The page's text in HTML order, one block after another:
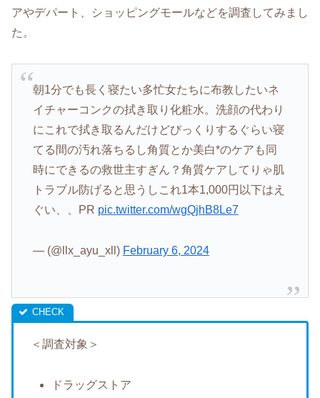
アやデパート、ショッピングモールなどを調査してみまし
た。
朝1分でも長く寝たい多忙女たちに布教したいネ
イチャーコンクの拭き取り化粧水。洗顔の代わり
にこれで拭き取るんだけどびっくりするぐらい寝
てる間の汚れ落ちるし角質とか美白*のケアも同
時にできるの救世主すぎん？角質ケアしてりゃ肌
トラブル防げると思うしこれ1本1,000円以下はえ
ぐい、、PR pic.twitter.com/wgQjhB8Le7
— (@llx_ayu_xll) February 6, 2024
＜調査対象＞
ドラッグストア